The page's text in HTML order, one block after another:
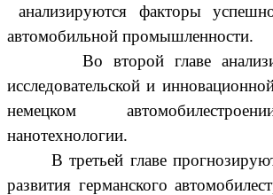
анализируются факторы
автомобильной промышленности.
Во второй главе
исследовательской и
немецком
нанотехнологии.
В третьей главе
развития германского